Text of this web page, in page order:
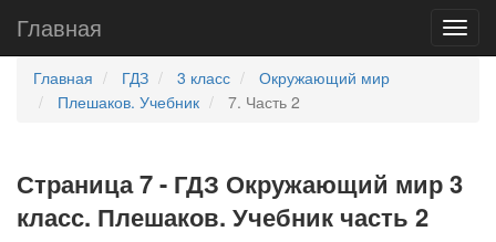
Главная
Главная ГДЗ 3 класс
Окружающий мир
Плешаков. Учебник
7. Часть 2
Страница 7 - ГДЗ Окружающий мир 3
класс. Плешаков. Учебник часть 2